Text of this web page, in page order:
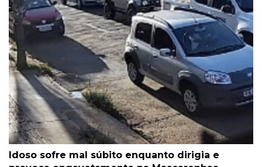
Idoso sofre mal súbito enquanto dirigia e